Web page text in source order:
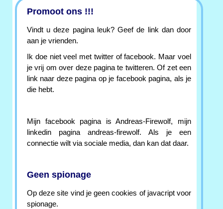
Promoot ons !!!
Vindt u deze pagina leuk? Geef de link dan door
aan je vrienden.
Ik doe niet veel met twitter of facebook. Maar voel
je vrij om over deze pagina te twitteren. Of zet een
link naar deze pagina op je facebook pagina, als je
die hebt.
Mijn facebook pagina is Andreas-Firewolf, mijn
linkedin pagina andreas-firewolf. Als je een
connectie wilt via sociale media, dan kan dat daar.
Geen spionage
Op deze site vind je geen cookies of javacript voor
spionage.